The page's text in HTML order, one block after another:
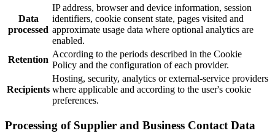
Data
processed
IP address, browser and device information, session
identifiers, cookie consent state, pages visited and
approximate usage data where optional analytics are
enabled.
Retention
According to the periods described in the Cookie
Policy and the configuration of each provider.
Recipients
Hosting, security, analytics or external-service providers
where applicable and according to the user's cookie
preferences.
Processing of Supplier and Business Contact Data